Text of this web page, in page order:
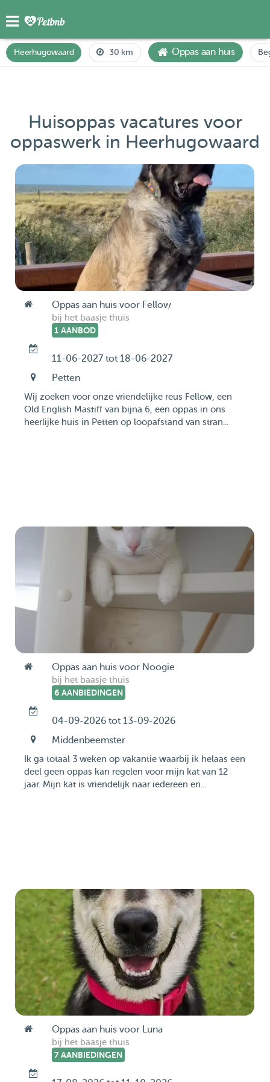
Heerhugowaard 30 km Oppas aan huis
Huisoppas vacatures voor
oppaswerk in Heerhugowaard
Oppas aan huis voor Fellow
bij het baasje thuis
1 AANBOD
11-06-2027 tot 18-06-2027
Petten
Wij zoeken voor onze vriendelijke reus Fellow, een
Old English Mastiff van bijna 6, een oppas in ons
heerlijke huis in Petten op loopafstand van stran...
Oppas aan huis voor Noogie
bij het baasje thuis
6 AANBIEDINGEN
04-09-2026 tot 13-09-2026
Middenbeemster
Ik ga totaal 3 weken op vakantie waarbij ik helaas een
deel geen oppas kan regelen voor mijn kat van 12
jaar. Mijn kat is vriendelijk naar iedereen en...
Oppas aan huis voor Luna
bij het baasje thuis
7 AANBIEDINGEN